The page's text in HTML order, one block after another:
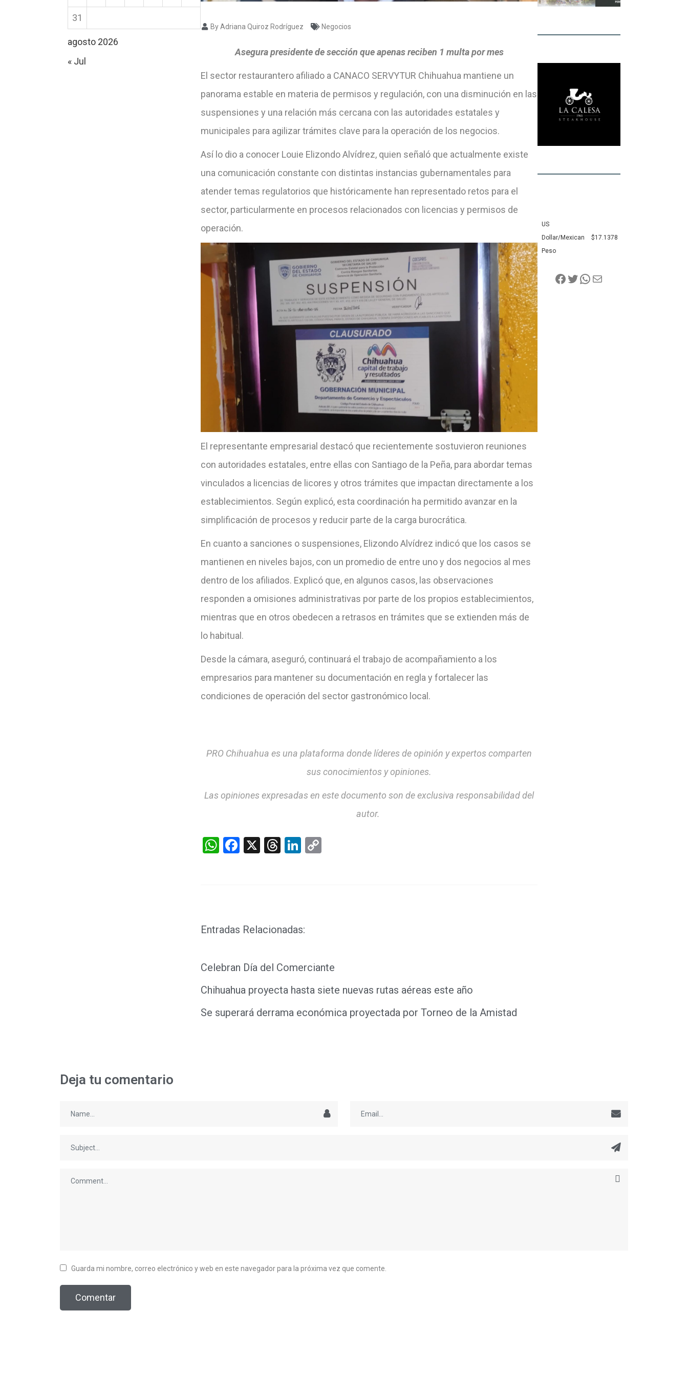
agosto 2026
31
« Jul
By Adriana Quiroz Rodríguez Negocios
Asegura presidente de sección que apenas reciben 1 multa por mes
El sector restaurantero afiliado a CANACO SERVYTUR Chihuahua mantiene un
panorama estable en materia de permisos y regulación, con una disminución en las
suspensiones y una relación más cercana con las autoridades estatales y
municipales para agilizar trámites clave para la operación de los negocios.
Así lo dio a conocer Louie Elizondo Alvídrez, quien señaló que actualmente existe
una comunicación constante con distintas instancias gubernamentales para
atender temas regulatorios que históricamente han representado retos para el
sector, particularmente en procesos relacionados con licencias y permisos de
operación.
El representante empresarial destacó que recientemente sostuvieron reuniones
con autoridades estatales, entre ellas con Santiago de la Peña, para abordar temas
vinculados a licencias de licores y otros trámites que impactan directamente a los
establecimientos. Según explicó, esta coordinación ha permitido avanzar en la
simplificación de procesos y reducir parte de la carga burocrática.
En cuanto a sanciones o suspensiones, Elizondo Alvídrez indicó que los casos se
mantienen en niveles bajos, con un promedio de entre uno y dos negocios al mes
dentro de los afiliados. Explicó que, en algunos casos, las observaciones
responden a omisiones administrativas por parte de los propios establecimientos,
mientras que en otros obedecen a retrasos en trámites que se extienden más de
lo habitual.
Desde la cámara, aseguró, continuará el trabajo de acompañamiento a los
empresarios para mantener su documentación en regla y fortalecer las
condiciones de operación del sector gastronómico local.
PRO Chihuahua es una plataforma donde líderes de opinión y expertos comparten
sus conocimientos y opiniones.
Las opiniones expresadas en este documento son de exclusiva responsabilidad del
autor.
WhatsApp
Facebook
X Threads
LinkedIn
Entradas Relacionadas:
Celebran Día del Comerciante
Chihuahua proyecta hasta siete nuevas rutas aéreas este año
Se superará derrama económica proyectada por Torneo de la Amistad
US
Dollar/Mexican
Peso
$17.1378
Deja tu comentario
Guarda mi nombre, correo electrónico y web en este navegador para la próxima vez que comente.